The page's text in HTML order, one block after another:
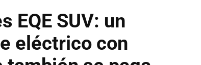
EQE SUV: un
eléctrico con